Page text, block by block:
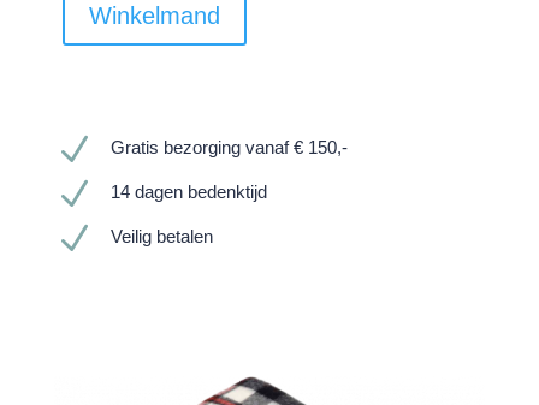
Winkelmand
N Gratis bezorging vanaf € 150,-
N 14 dagen bedenktijd
N Veilig betalen